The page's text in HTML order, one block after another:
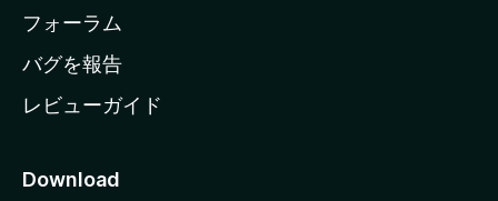
ジ
へ
フォーラム
バグを報告
レビューガイド
Download